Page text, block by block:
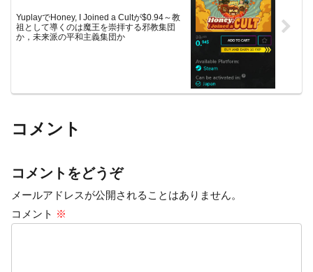
YuplayでHoney, I Joined a Cultが$0.94～教
祖として導くのは魔王を崇拝する邪教集団
か，未来派の平和主義集団か
コメント
コメントをどうぞ
メールアドレスが公開されることはありません。
コメント ※